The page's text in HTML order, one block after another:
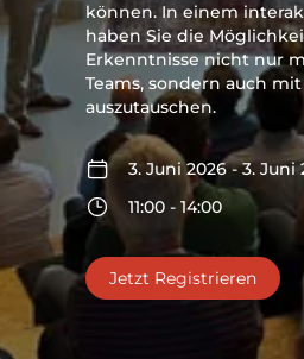
können. In einem
haben Sie die
Erkenntnisse nicht nur
Teams, sondern auch
auszutauschen.
3. Juni 2026 - 3. Juni
11:00 - 14:00
Jetzt Registrieren